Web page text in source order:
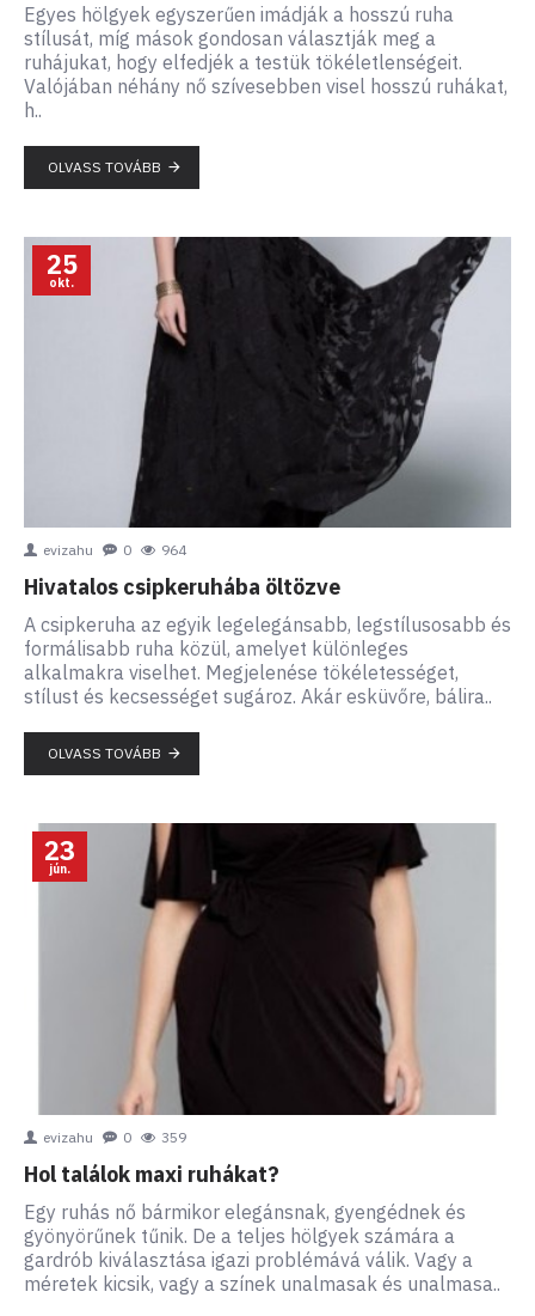
Egyes hölgyek egyszerűen imádják a hosszú ruha
stílusát, míg mások gondosan választják meg a
ruhájukat, hogy elfedjék a testük tökéletlenségeit.
Valójában néhány nő szívesebben visel hosszú ruhákat,
h..
OLVASS TOVÁBB
25
okt.
evizahu 0 964
Hivatalos csipkeruhába öltözve
A csipkeruha az egyik legelegánsabb, legstílusosabb és
formálisabb ruha közül, amelyet különleges
alkalmakra viselhet. Megjelenése tökéletességet,
stílust és kecsességet sugároz. Akár esküvőre, bálira..
OLVASS TOVÁBB
23
jún.
evizahu 0 359
Hol találok maxi ruhákat?
Egy ruhás nő bármikor elegánsnak, gyengédnek és
gyönyörűnek tűnik. De a teljes hölgyek számára a
gardrób kiválasztása igazi problémává válik. Vagy a
méretek kicsik, vagy a színek unalmasak és unalmasa..